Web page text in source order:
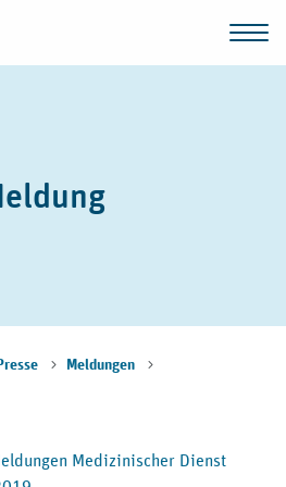
Presse Meldungen
Medizinischer Dienst